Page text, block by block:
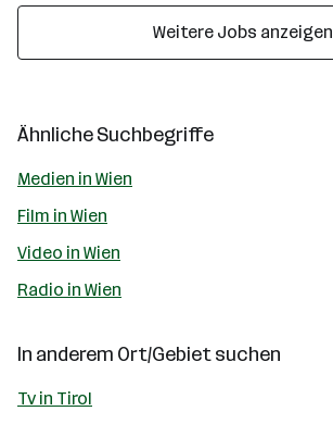
Weitere Jobs anzeigen
Ähnliche Suchbegriffe
Medien in Wien
Film in Wien
Video in Wien
Radio in Wien
In anderem Ort/Gebiet suchen
Tv in Tirol